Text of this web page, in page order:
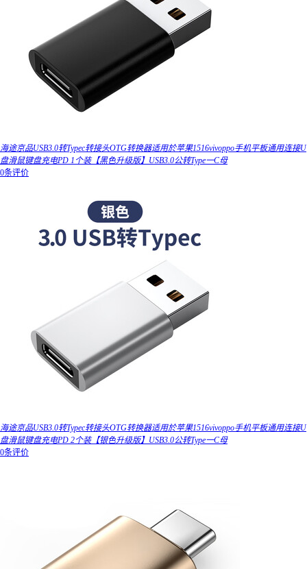
海途京品USB3.0转Typec转接头OTG转换器适用於苹果1516vivoppo手机平板通用连接U
盘滑鼠键盘充电PD 1个装【黑色升级版】USB3.0公转Type一C母
0条评价
海途京品USB3.0转Typec转接头OTG转换器适用於苹果1516vivoppo手机平板通用连接U
盘滑鼠键盘充电PD 2个装【银色升级版】USB3.0公转Type一C母
0条评价